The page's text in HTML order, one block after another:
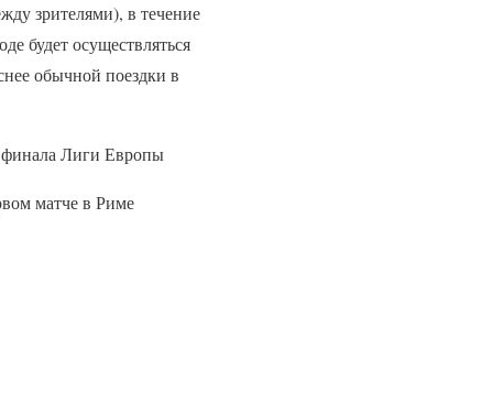
зрителями), в течение
будет осуществляться
обычной поездки в
финала Лиги Европы
матче в Риме